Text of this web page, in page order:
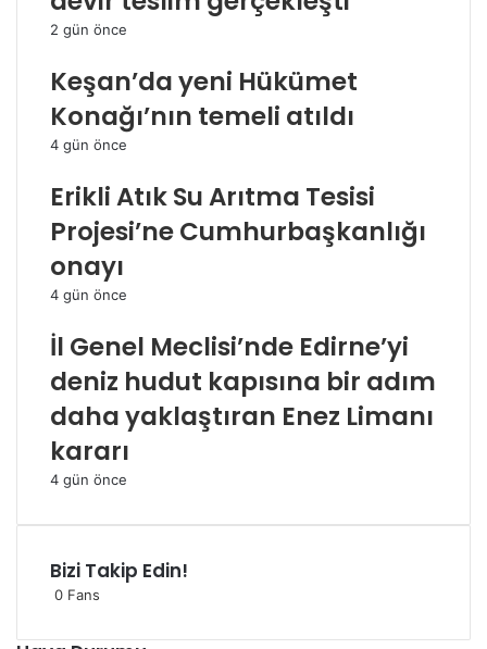
2 gün önce
Keşan’da yeni Hükümet
Konağı’nın temeli atıldı
4 gün önce
Erikli Atık Su Arıtma Tesisi
Projesi’ne Cumhurbaşkanlığı
onayı
4 gün önce
İl Genel Meclisi’nde Edirne’yi
deniz hudut kapısına bir adım
daha yaklaştıran Enez Limanı
kararı
4 gün önce
Bizi Takip Edin!
0 Fans